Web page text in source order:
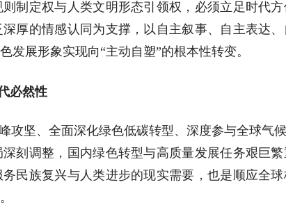
制定权与人类文明形态引领权，必须立足时代
厚的情感认同为支撑，以自主叙事、自主表达、
发展形象实现向“主动自塑”的根本性转变。
必然性
攻坚、全面深化绿色低碳转型、深度参与全球气
刻调整，国内绿色转型与高质量发展任务艰巨
民族复兴与人类进步的现实需要，也是顺应全